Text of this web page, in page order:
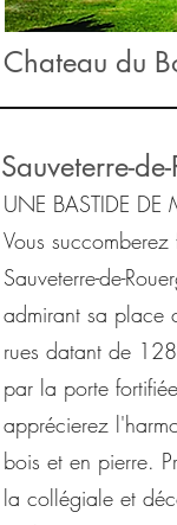
Chateau du
Sauveterre-
UNE BASTIDE DE
Vous
Sauveterre-de-
admirant sa place
rues datant de
par la porte
apprécierez
bois et en pierre.
la collégiale et